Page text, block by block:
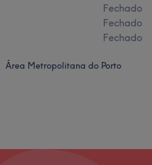
Fechado
Fechado
Fechado
Área Metropolitana do Porto